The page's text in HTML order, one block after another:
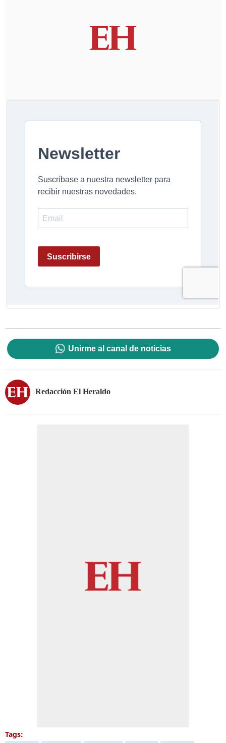
Unirme al canal de noticias
Redacción El Heraldo
Tags: